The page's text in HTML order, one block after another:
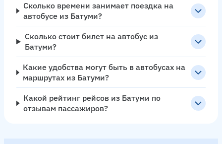
Сколько времени занимает поездка на
автобусе из Батуми?
Сколько стоит билет на автобус из
Батуми?
Какие удобства могут быть в автобусах на
маршрутах из Батуми?
Какой рейтинг рейсов из Батуми по
отзывам пассажиров?